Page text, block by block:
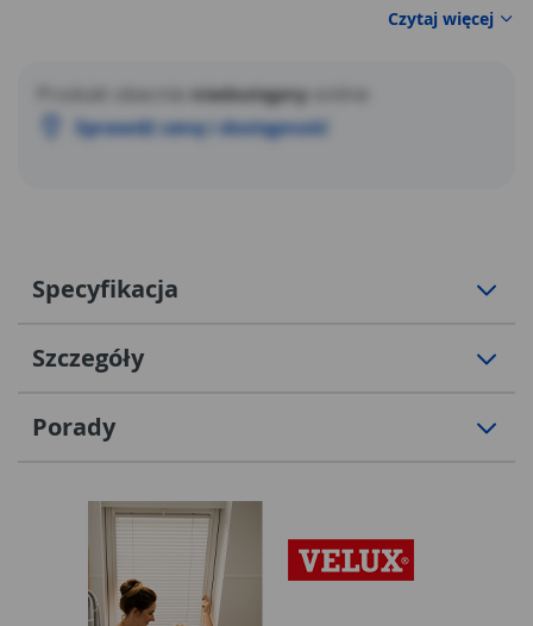
Czytaj więcej
niedostępny
Sprawdź cenę i dostępność
Specyfikacja
Szczegóły
Porady